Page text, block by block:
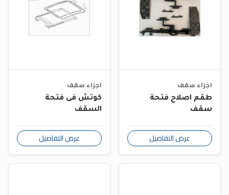
اجزاء سقف
طقم اصلاح فتحة
سقف
عرض التفاصيل
اجزاء سقف
كوتش فى فتحة
السقف
عرض التفاصيل